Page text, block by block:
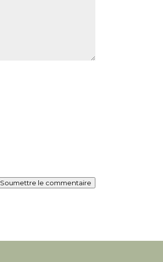
Soumettre le commentaire